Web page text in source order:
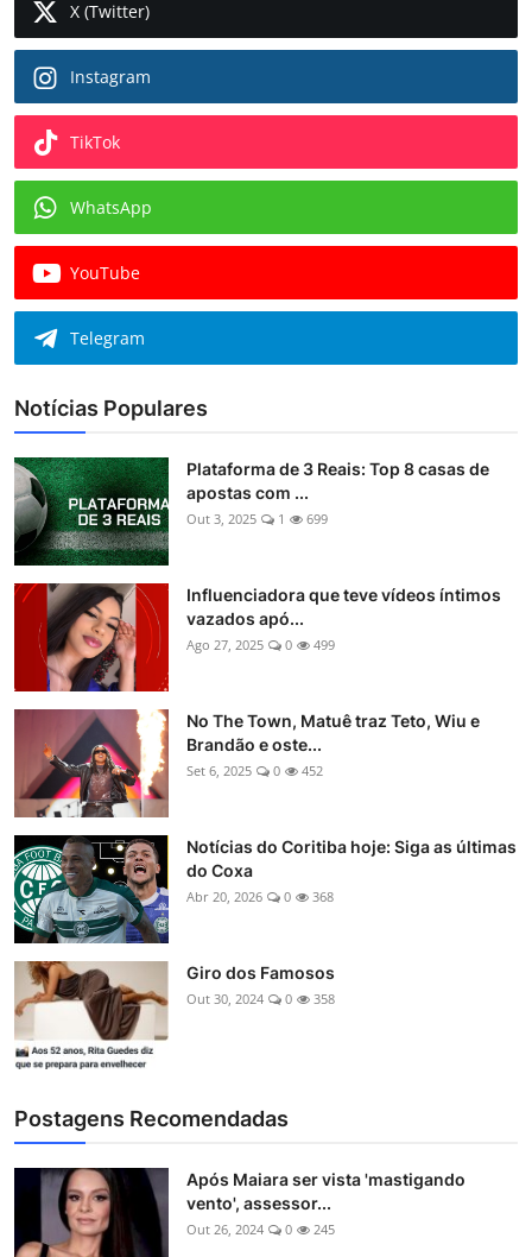
X (Twitter)
Instagram
TikTok
WhatsApp
YouTube
Telegram
Notícias Populares
Plataforma de 3 Reais: Top 8 casas de
apostas com ...
Out 3, 2025 1 699
Influenciadora que teve vídeos íntimos
vazados apó...
Ago 27, 2025 0 499
No The Town, Matuê traz Teto, Wiu e
Brandão e oste...
Set 6, 2025 0 452
Notícias do Coritiba hoje: Siga as últimas
do Coxa
Abr 20, 2026 0 368
Giro dos Famosos
Out 30, 2024 0 358
Postagens Recomendadas
Após Maiara ser vista 'mastigando
vento', assessor...
Out 26, 2024 0 245